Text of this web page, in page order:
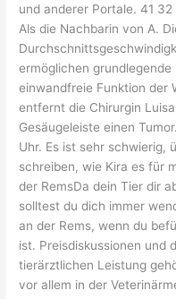
und anderer Portale. 41
Als die Nachbarin von A.
ermöglichen
einwandfreie Funktion der
entfernt die Chirurgin
Gesäugeleiste einen
Uhr. Es ist sehr schwierig,
schreiben, wie Kira es für
der RemsDa dein Tier dir
solltest du dich immer
an der Rems, wenn du
ist. Preisdiskussionen und
tierärztlichen Leistung
vor allem in der